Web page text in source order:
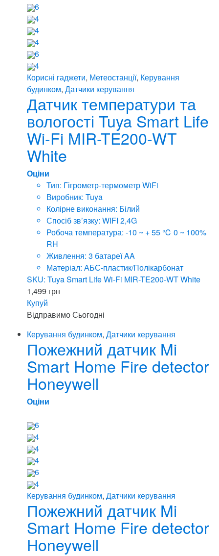
6
4
4
4
6
4
Корисні гаджети, Метеостанції, Керування
будинком, Датчики керування
Датчик температури та
вологості Tuya Smart Life
Wi-Fi MIR-TE200-WT
White
Оціни
Тип: Гігрометр-термометр WiFi
Виробник: Tuya
Колірне виконання: Білий
Спосіб зв’язку: WIFI 2,4G
Робоча температура: -10 ~ + 55 ℃ 0 ~ 100%
RH
Живлення: 3 батареї AA
Матеріал: АБС-пластик/Полікарбонат
SKU: Tuya Smart Life Wi-Fi MIR-TE200-WT White
1,499 грн
Купуй
ВідправимоСьогодні
Керування будинком, Датчики керування
Пожежний датчик Mi
Smart Home Fire detector
Honeywell
Оціни
6
4
4
4
6
4
Керування будинком, Датчики керування
Пожежний датчик Mi
Smart Home Fire detector
Honeywell